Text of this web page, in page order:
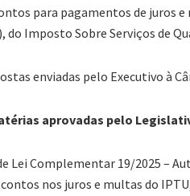
para pagamentos de juros
do Imposto Sobre Serviços de
enviadas pelo Executivo à
aprovadas pelo
Lei Complementar 19/2025 –
nos juros e multas do